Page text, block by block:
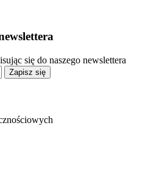
się do naszego newslettera
Zapisz się